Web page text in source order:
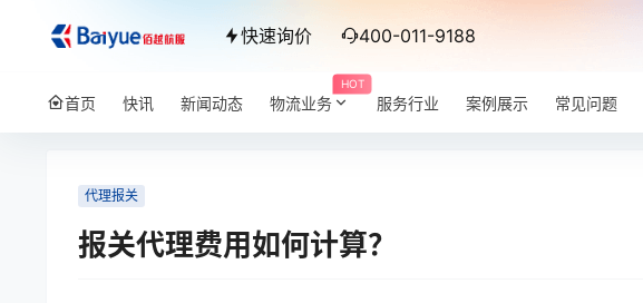
快速询价 400-011-9188
首页 快讯 新闻动态
HOT
物流业务 服务行业 案例展示 常见问题
代理报关
报关代理费用如何计算？